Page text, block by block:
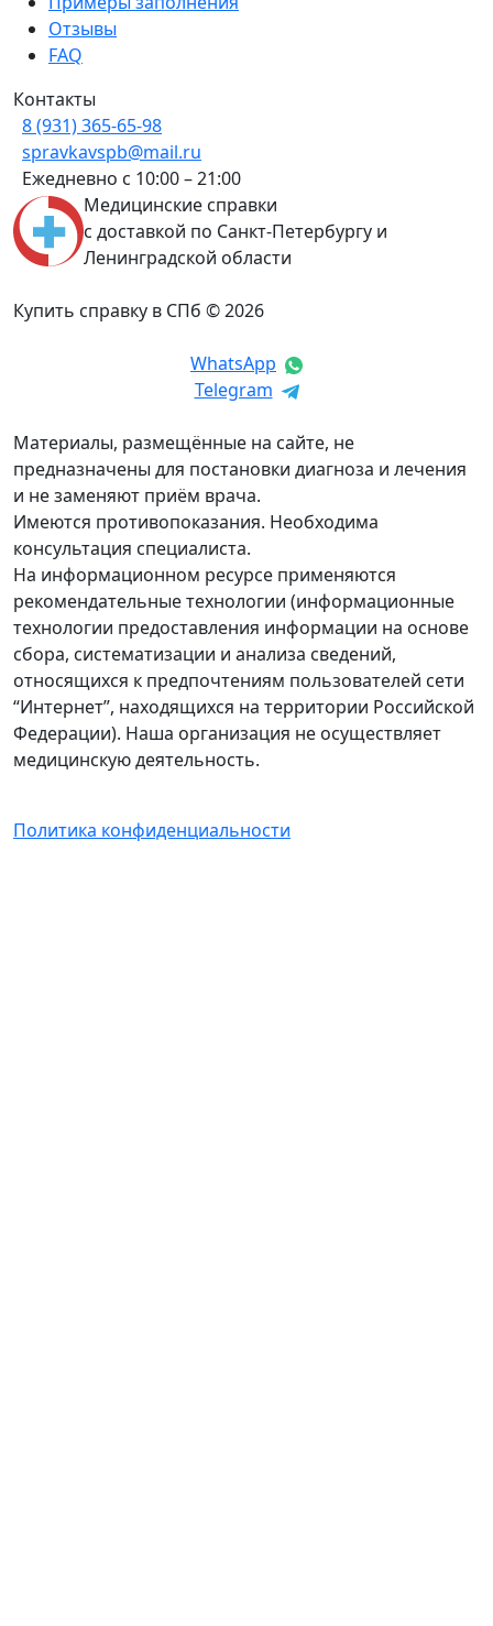
Медицинские справки
с доставкой по Санкт-Петербургу и
Ленинградской области
Купить справку в СПб © 2026
WhatsApp
Telegram
Отзывы
FAQ
Контакты
8 (931) 365-65-98
spravkavspb@mail.ru
Ежедневно с 10:00 – 21:00
Материалы, размещённые на сайте, не
предназначены для постановки диагноза и лечения
и не заменяют приём врача.
Имеются противопоказания. Необходима
консультация специалиста.
На информационном ресурсе применяются
рекомендательные технологии (информационные
технологии предоставления информации на основе
сбора, систематизации и анализа сведений,
относящихся к предпочтениям пользователей сети
“Интернет”, находящихся на территории Российской
Федерации). Наша организация не осуществляет
медицинскую деятельность.
Политика конфиденциальности